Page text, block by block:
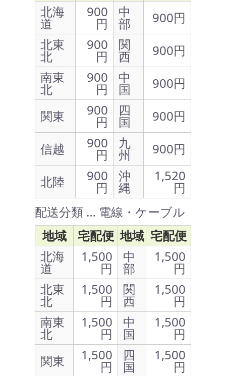
北海
道
900
円
中
部
900円
北東
北
900
円
関
西
900円
南東
北
900
円
中
国
900円
関東
900
円
四
国
900円
信越
900
円
九
州
900円
北陸
900
円
沖
縄
1,520
円
配送分類 … 電線・ケーブル
地域
宅配便 地域 宅配便
北海
道
1,500
円
中
部
1,500
円
北東
北
1,500
円
関
西
1,500
円
南東
北
1,500
円
中
国
1,500
円
関東
1,500
円
四
国
1,500
円